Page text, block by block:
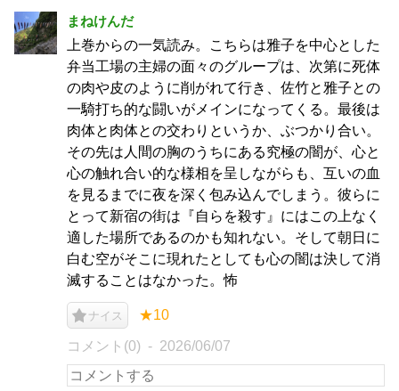
まねけんだ
上巻からの一気読み。こちらは雅子を中心とした
弁当工場の主婦の面々のグループは、次第に死体
の肉や皮のように削がれて行き、佐竹と雅子との
一騎打ち的な闘いがメインになってくる。最後は
肉体と肉体との交わりというか、ぶつかり合い。
その先は人間の胸のうちにある究極の闇が、心と
心の触れ合い的な様相を呈しながらも、互いの血
を見るまでに夜を深く包み込んでしまう。彼らに
とって新宿の街は『自らを殺す』にはこの上なく
適した場所であるのかも知れない。そして朝日に
白む空がそこに現れたとしても心の闇は決して消
滅することはなかった。怖
ナイス ★10
コメント(0) 2026/06/07